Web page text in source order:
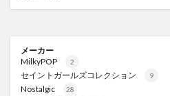
メーカー
MilkyPOP
2
セイントガールズコレクション 9
Nostalgic 28